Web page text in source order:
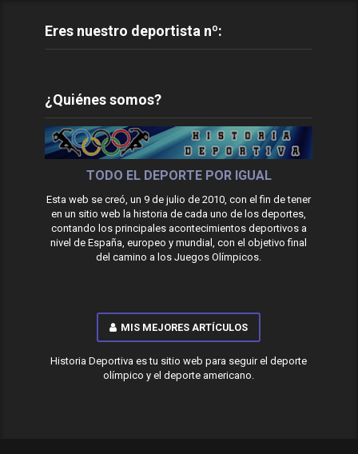
Eres nuestro deportista nº:
¿Quiénes somos?
TODO EL DEPORTE POR IGUAL
Esta web se creó, un 9 de julio de 2010, con el fin de tener
en un sitio web la historia de cada uno de los deportes,
contando los principales acontecimientos deportivos a
nivel de España, europeo y mundial, con el objetivo final
del camino a los Juegos Olímpicos.
MIS MEJORES ARTÍCULOS
Historia Deportiva es tu sitio web para seguir el deporte
olímpico y el deporte americano.